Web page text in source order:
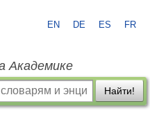
EN DE ES FR
Академике
Найти!